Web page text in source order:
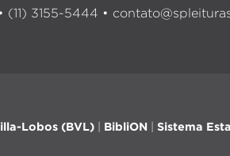
3155-5444 •
Lobos (BVL) BibliON Sistema